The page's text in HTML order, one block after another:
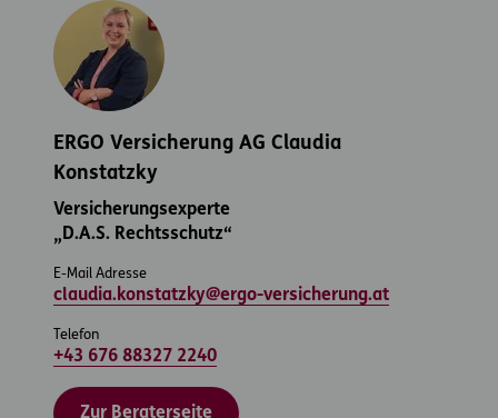
ERGO Versicherung AG Claudia
Konstatzky
Versicherungsexperte
„D.A.S. Rechtsschutz“
E-Mail Adresse
claudia.konstatzky@ergo-versicherung.at
Telefon
+43 676 88327 2240
Zur Beraterseite